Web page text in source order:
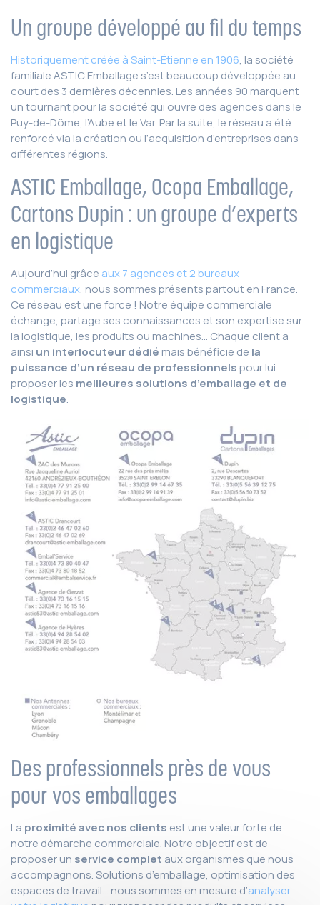
Un groupe développé au fil du temps
Historiquement créée à Saint-Étienne en 1906, la société
familiale ASTIC Emballage s’est beaucoup développée au
court des 3 dernières décennies. Les années 90 marquent
un tournant pour la société qui ouvre des agences dans le
Puy-de-Dôme, l’Aube et le Var. Par la suite, le réseau a été
renforcé via la création ou l’acquisition d’entreprises dans
différentes régions.
ASTIC Emballage, Ocopa Emballage,
Cartons Dupin : un groupe d’experts
en logistique
Aujourd’hui grâce aux 7 agences et 2 bureaux
commerciaux, nous sommes présents partout en France.
Ce réseau est une force ! Notre équipe commerciale
échange, partage ses connaissances et son expertise sur
la logistique, les produits ou machines… Chaque client a
ainsi un interlocuteur dédié mais bénéficie de la
puissance d’un réseau de professionnelspour lui
proposer les meilleures solutions d’emballage et de
logistique.
Des professionnels près de vous
pour vos emballages
La proximité avec nos clients est une valeur forte de
notre démarche commerciale. Notre objectif est de
proposer un service complet aux organismes que nous
accompagnons. Solutions d’emballage, optimisation des
espaces de travail… nous sommes en mesure d’analyser